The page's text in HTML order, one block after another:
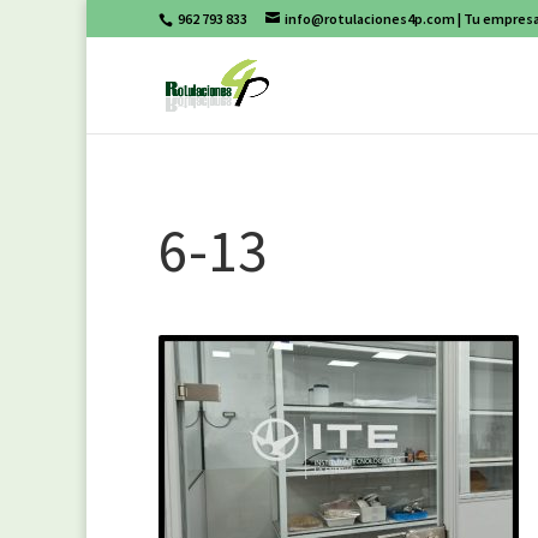
962 793 833 info@rotulaciones4p.com | Tu
6-13